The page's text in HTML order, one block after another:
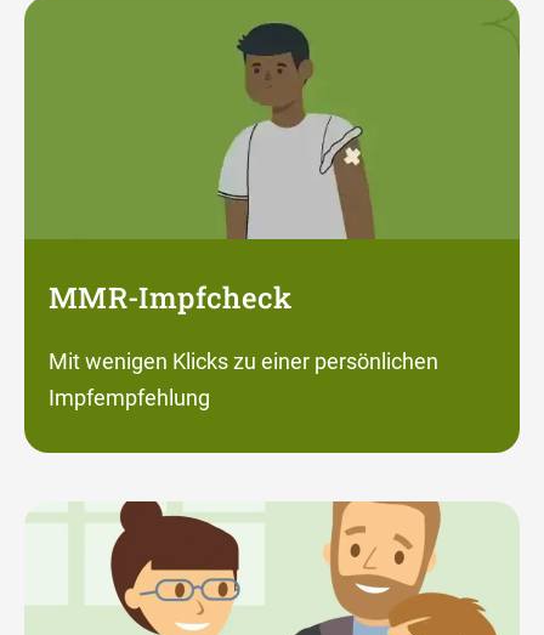
MMR-Impfcheck
Mit wenigen Klicks zu einer persönlichen
Impfempfehlung